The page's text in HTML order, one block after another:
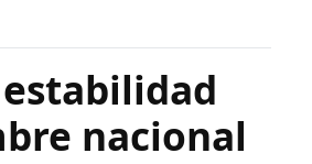
nacional